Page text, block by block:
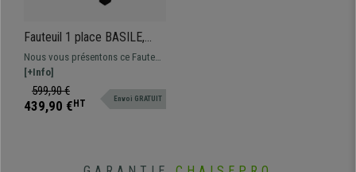
Fauteuil 1 place BASILE,
Design Elégant, Grand
Confort, en Cuir, Crème
Nous vous présentons ce Fauteuil
élégant 1 place modèle BASILE.
Son design exclusif, aux lignes
fluides apporte une touche de
[+Info]
599,90 €
439,90 € HT Envoi GRATUIT